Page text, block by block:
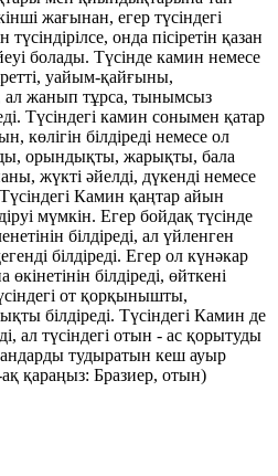
жағынан, егер түсіндегі
онда пісіретін қазан
болады. Түсінде камин немесе
уайым-қайғыны,
жанып тұрса, тынымсыз
Түсіндегі камин сонымен қатар
көлігін білдіреді немесе ол
орындықты, жарықты, бала
жүкті әйелді, дүкенді немесе
Камин қаңтар айын
мүмкін. Егер бойдақ түсінде
білдіреді, ал үйленген
білдіреді. Егер ол күнәкар
білдіреді, өйткені
от қорқынышты,
білдіреді. Түсіндегі Камин де
ал түсіндегі отын - ас қорытуды
тудыратын кеш ауыр
қараңыз: Бразиер, отын)